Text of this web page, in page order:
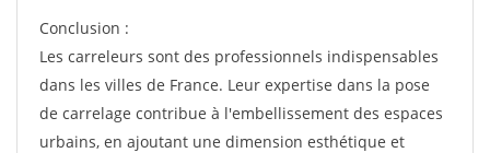
Conclusion :
Les carreleurs sont des professionnels indispensables
dans les villes de France. Leur expertise dans la pose
de carrelage contribue à l'embellissement des espaces
urbains, en ajoutant une dimension esthétique et